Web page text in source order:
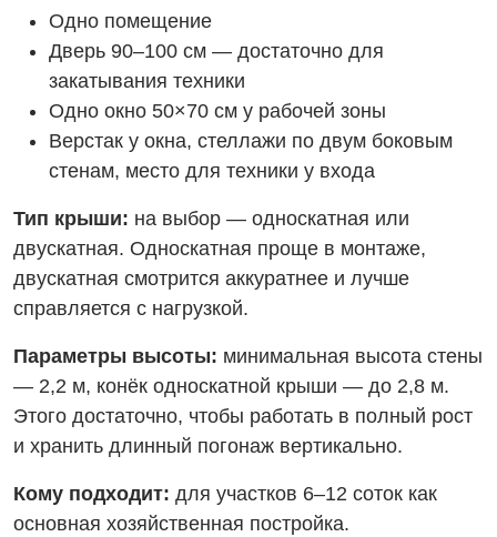
Одно помещение
Дверь 90–100 см — достаточно для
закатывания техники
Одно окно 50×70 см у рабочей зоны
Верстак у окна, стеллажи по двум боковым
стенам, место для техники у входа
Тип крыши: на выбор — односкатная или
двускатная. Односкатная проще в монтаже,
двускатная смотрится аккуратнее и лучше
справляется с нагрузкой.
Параметры высоты: минимальная высота стены
— 2,2 м, конёк односкатной крыши — до 2,8 м.
Этого достаточно, чтобы работать в полный рост
и хранить длинный погонаж вертикально.
Кому подходит: для участков 6–12 соток как
основная хозяйственная постройка.